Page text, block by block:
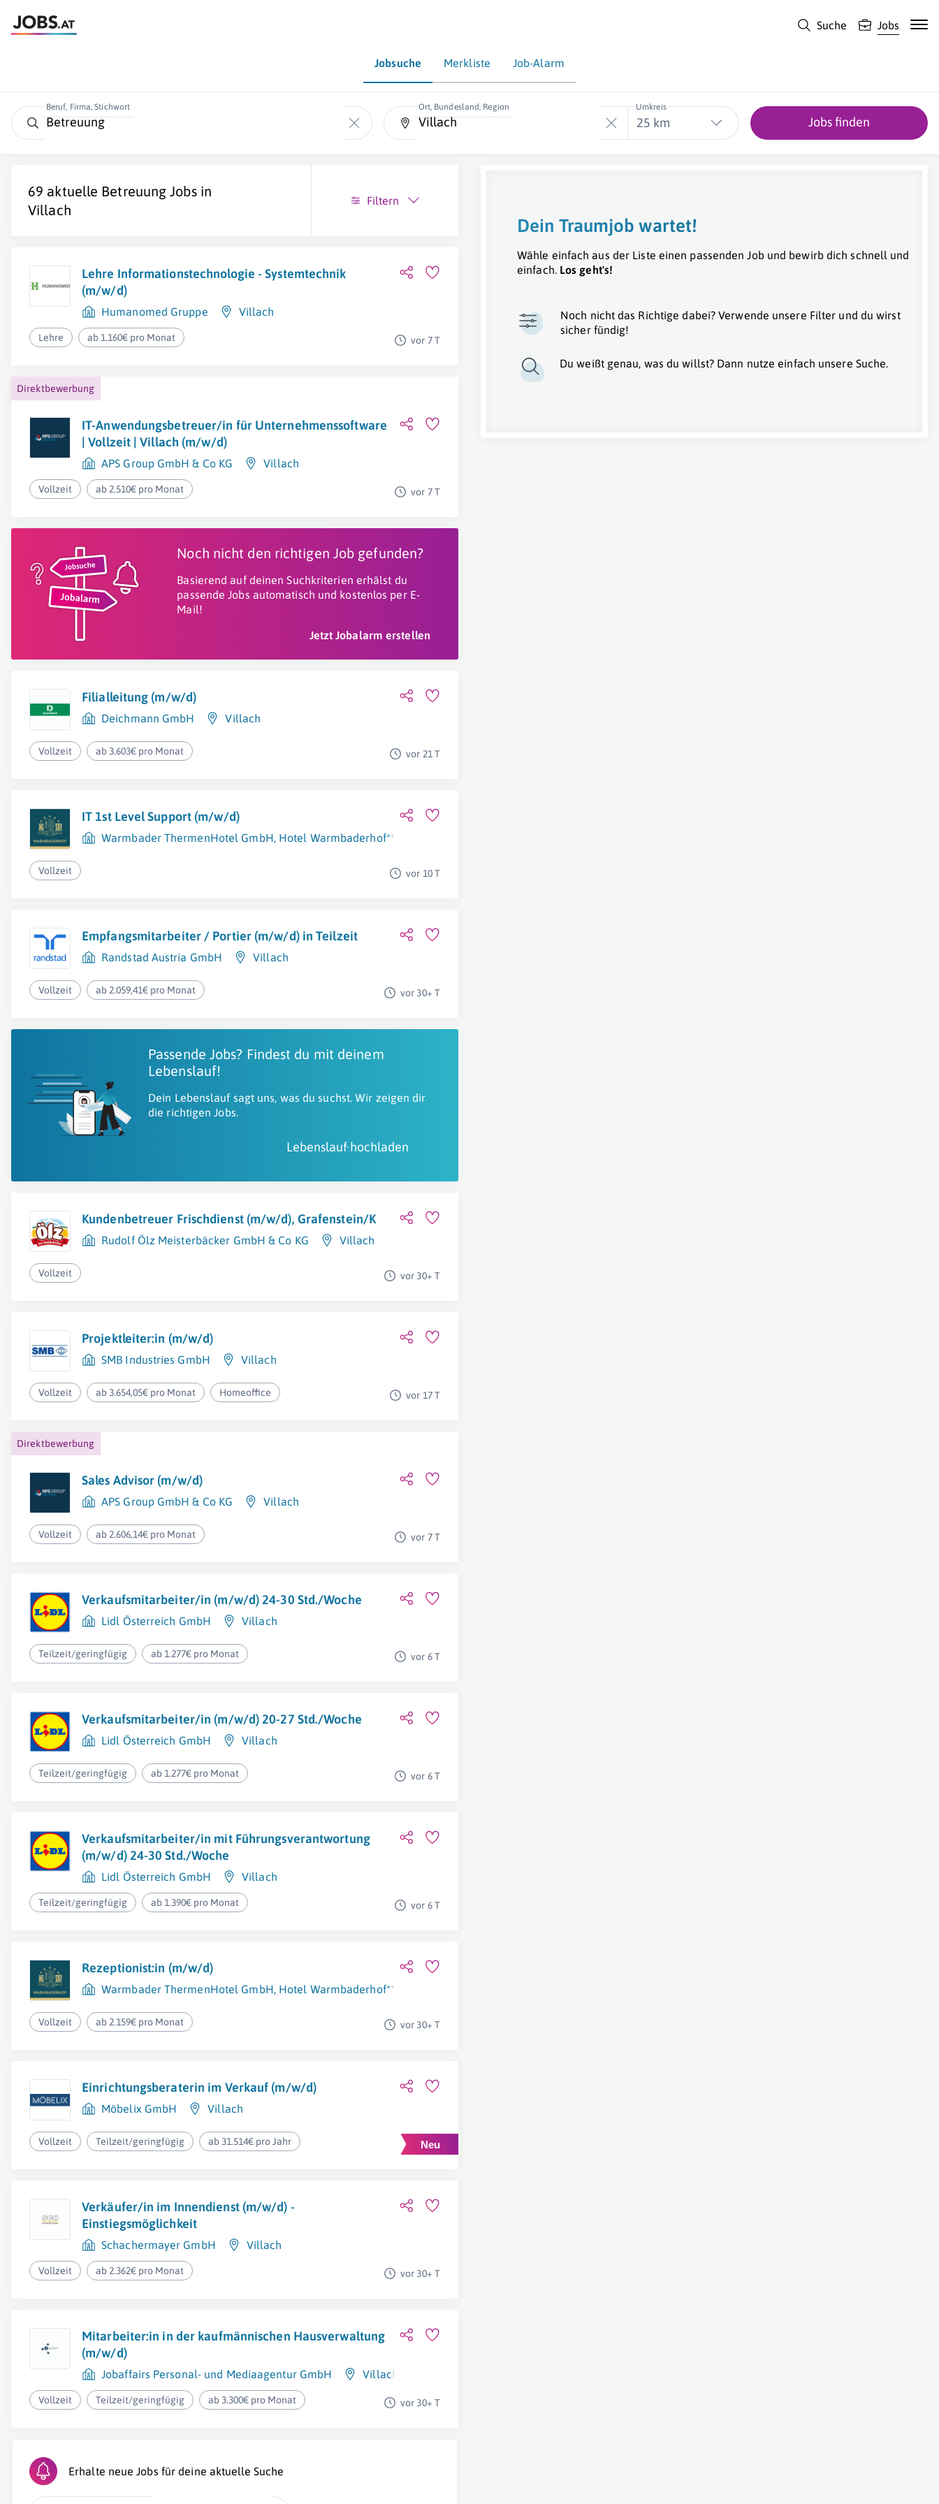
Suche Jobs
Jobsuche Merkliste Job-Alarm
Beruf, Firma, Stichwort Ort, Bundesland, Region Umkreis
25 km Jobs finden
69 aktuelle Betreuung Jobs in
Villach
Filtern
Lehre Informationstechnologie - Systemtechnik
(m/w/d)
Humanomed Gruppe Villach
Lehre ab 1.160€ pro Monat vor 7 T
Direktbewerbung
IT-Anwendungsbetreuer/in für Unternehmenssoftware
| Vollzeit | Villach (m/w/d)
APS Group GmbH & Co KG Villach
Vollzeit ab 2.510€ pro Monat vor 7 T
Noch nicht den richtigen Job gefunden?
Basierend auf deinen Suchkriterien erhälst du
passende Jobs automatisch und kostenlos per E-
Mail!
Jetzt Jobalarm erstellen
Filialleitung (m/w/d)
Deichmann GmbH Villach
Vollzeit ab 3.603€ pro Monat vor 21 T
IT 1st Level Support (m/w/d)
Warmbader ThermenHotel GmbH, Hotel Warmbaderhof*****
Vollzeit vor 10 T
Empfangsmitarbeiter / Portier (m/w/d) in Teilzeit
Randstad Austria GmbH Villach
Vollzeit ab 2.059,41€ pro Monat vor 30+ T
Passende Jobs? Findest du mit deinem
Lebenslauf!
Dein Lebenslauf sagt uns, was du suchst. Wir zeigen dir
die richtigen Jobs.
Lebenslauf hochladen
Kundenbetreuer Frischdienst (m/w/d), Grafenstein/K
Rudolf Ölz Meisterbäcker GmbH & Co KG Villach
Vollzeit vor 30+ T
Projektleiter:in (m/w/d)
SMB Industries GmbH Villach
Vollzeit ab 3.654,05€ pro Monat Homeoffice vor 17 T
Direktbewerbung
Sales Advisor (m/w/d)
APS Group GmbH & Co KG Villach
Vollzeit ab 2.606,14€ pro Monat vor 7 T
Verkaufsmitarbeiter/in (m/w/d) 24-30 Std./Woche
Lidl Österreich GmbH Villach
Teilzeit/geringfügig ab 1.277€ pro Monat vor 6 T
Verkaufsmitarbeiter/in (m/w/d) 20-27 Std./Woche
Lidl Österreich GmbH Villach
Teilzeit/geringfügig ab 1.277€ pro Monat vor 6 T
Verkaufsmitarbeiter/in mit Führungsverantwortung
(m/w/d) 24-30 Std./Woche
Lidl Österreich GmbH Villach
Teilzeit/geringfügig ab 1.390€ pro Monat vor 6 T
Rezeptionist:in (m/w/d)
Warmbader ThermenHotel GmbH, Hotel Warmbaderhof*****
Vollzeit ab 2.159€ pro Monat vor 30+ T
Einrichtungsberaterin im Verkauf (m/w/d)
Möbelix GmbH Villach
Vollzeit Teilzeit/geringfügig ab 31.514€ pro Jahr
Verkäufer/in im Innendienst (m/w/d) -
Einstiegsmöglichkeit
Schachermayer GmbH Villach
Vollzeit ab 2.362€ pro Monat vor 30+ T
Mitarbeiter:in in der kaufmännischen Hausverwaltung
(m/w/d)
Jobaffairs Personal- und Mediaagentur GmbH Villach
Vollzeit Teilzeit/geringfügig ab 3.300€ pro Monat vor 30+ T
Erhalte neue Jobs für deine aktuelle Suche
Dein Traumjob wartet!
Wähle einfach aus der Liste einen passenden Job und bewirb dich schnell und
einfach. Los geht's!
Noch nicht das Richtige dabei? Verwende unsere Filter und du wirst
sicher fündig!
Du weißt genau, was du willst? Dann nutze einfach unsere Suche.